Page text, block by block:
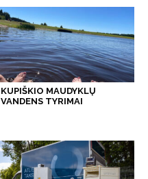
KUPIŠKIO MAUDYKLŲ
VANDENS TYRIMAI